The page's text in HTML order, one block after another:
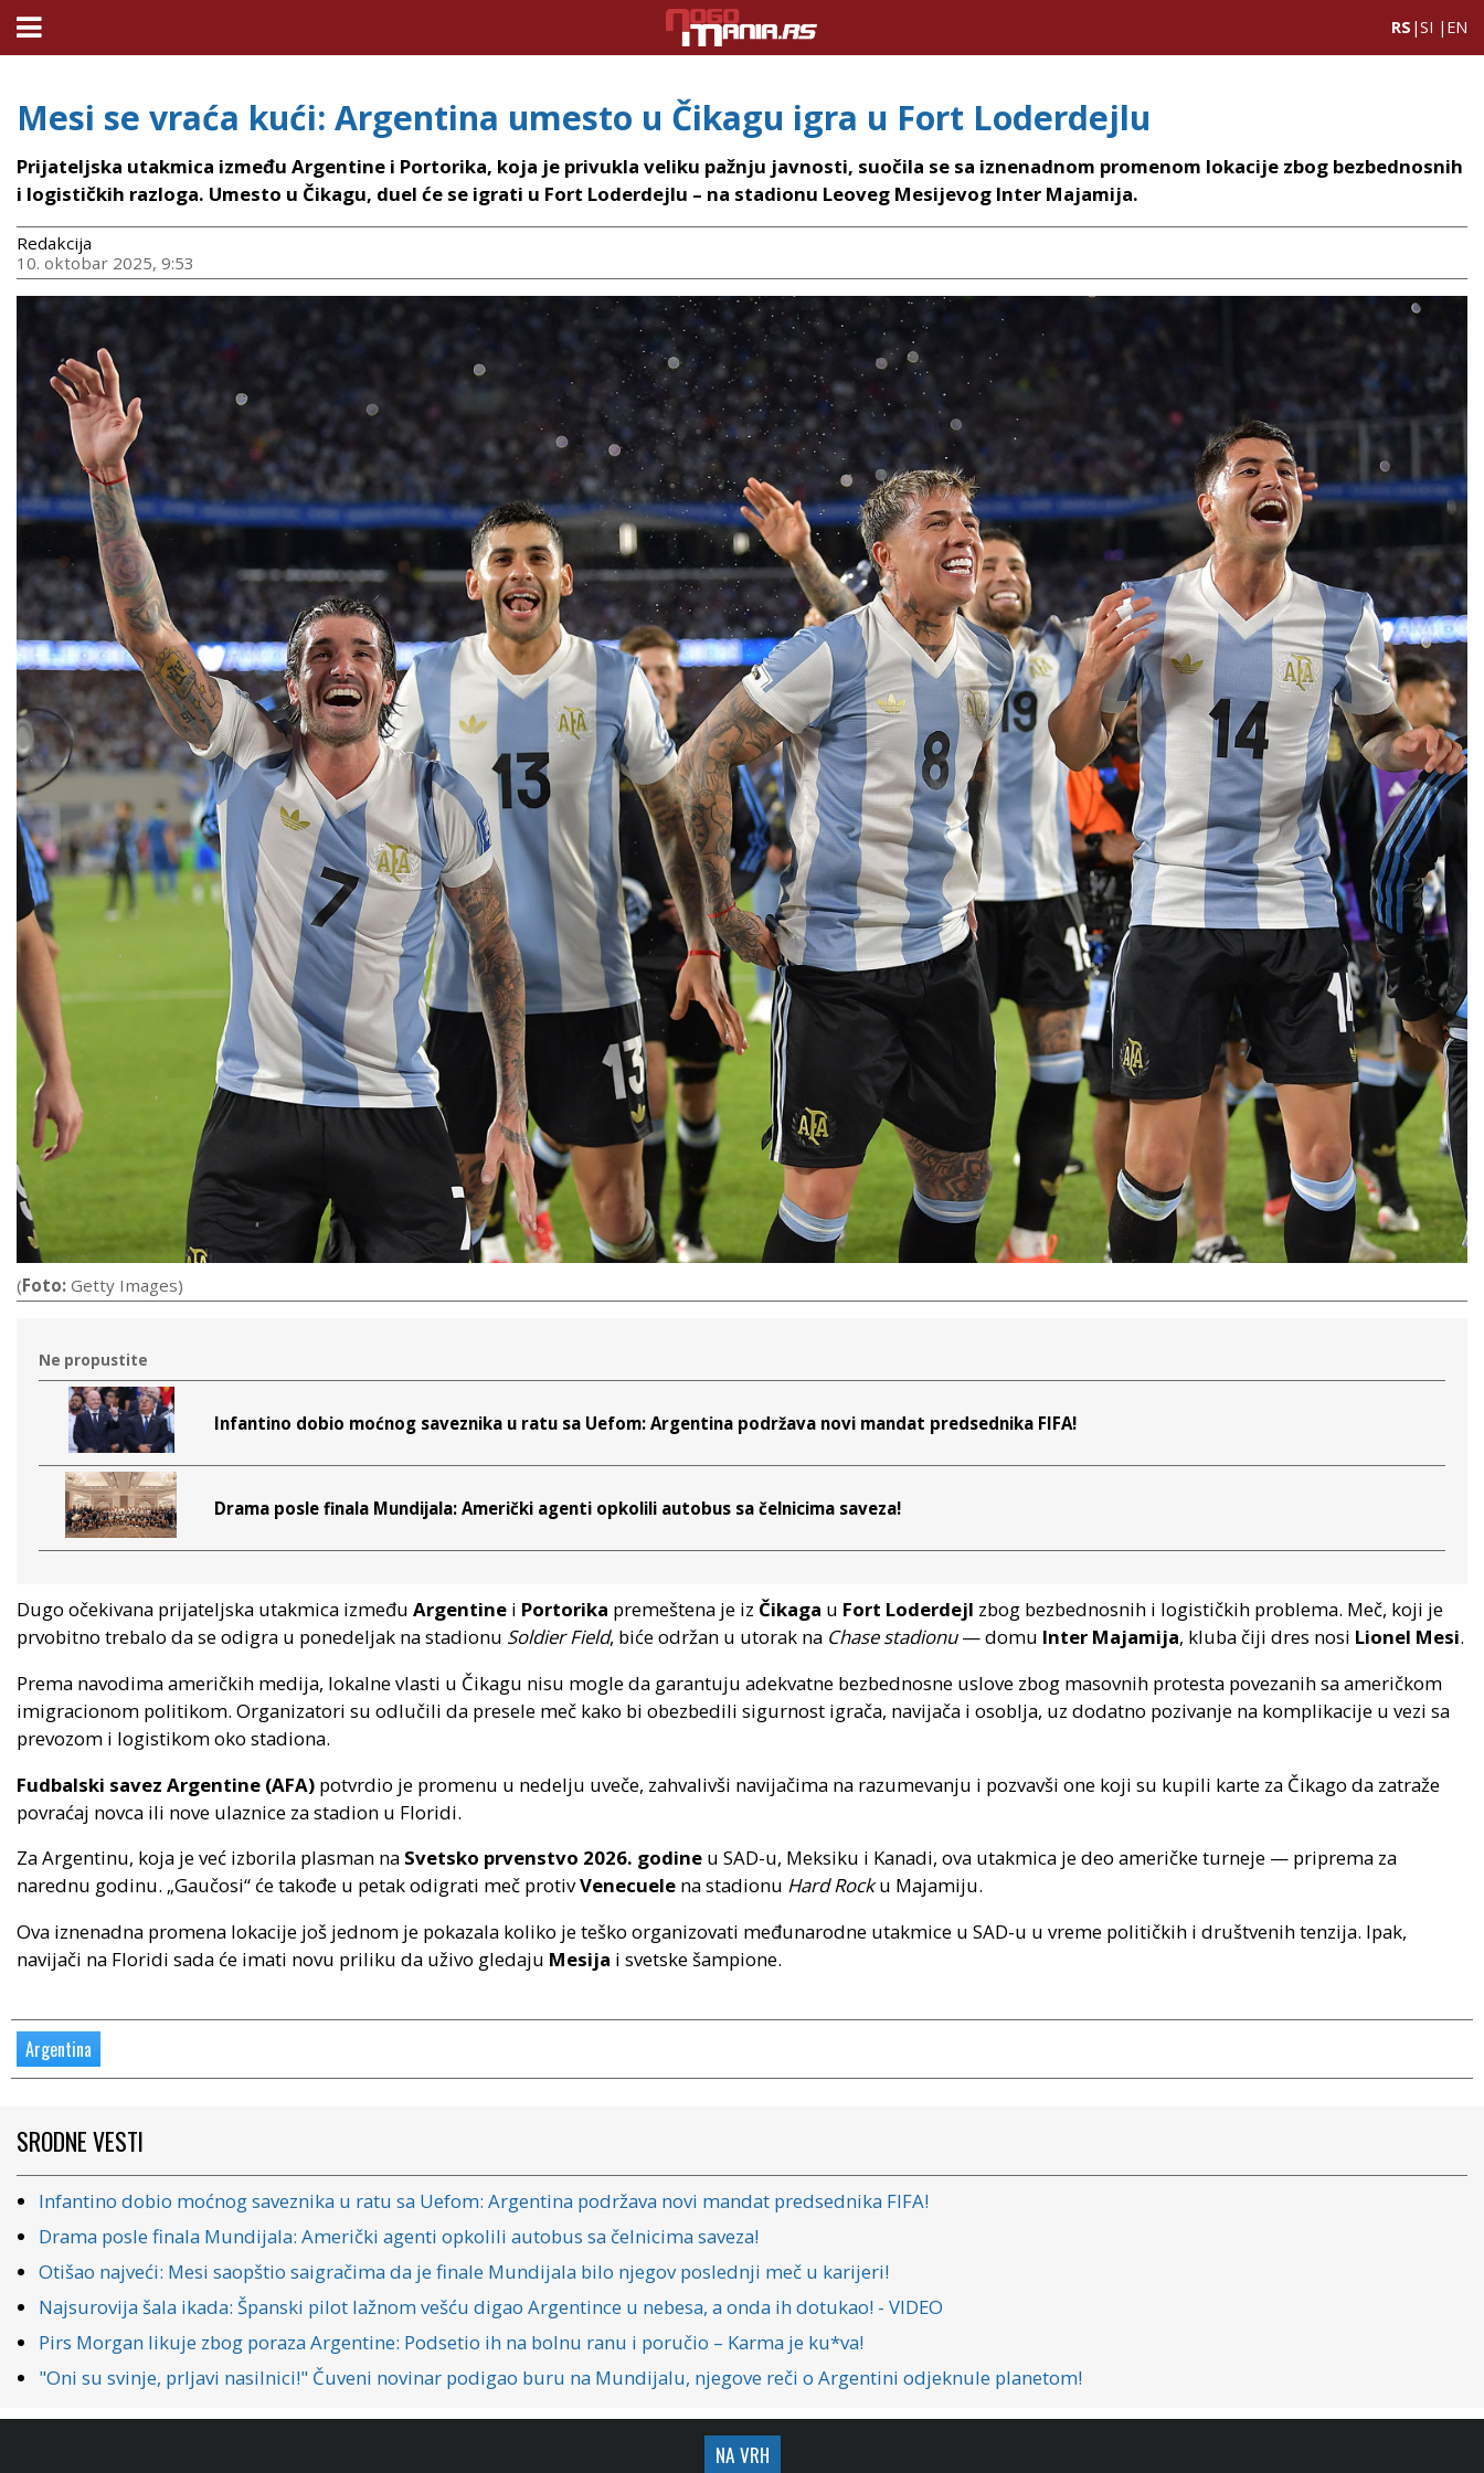
RS |SI | EN
Mesi se vraća kući: Argentina umesto u Čikagu igra u Fort Loderdejlu
Prijateljska utakmica između Argentine i Portorika, koja je privukla veliku pažnju javnosti, suočila se sa iznenadnom promenom lokacije zbog bezbednosnih
i logističkih razloga. Umesto u Čikagu, duel će se igrati u Fort Loderdejlu – na stadionu Leoveg Mesijevog Inter Majamija.
Redakcija
10. oktobar 2025, 9:53
(Foto: Getty Images)
Ne propustite
Infantino dobio moćnog saveznika u ratu sa Uefom: Argentina podržava novi mandat predsednika FIFA!
Drama posle finala Mundijala: Američki agenti opkolili autobus sa čelnicima saveza!
Dugo očekivana prijateljska utakmica između Argentine i Portorika premeštena je iz Čikaga u Fort Loderdejl zbog bezbednosnih i logističkih problema. Meč, koji je
prvobitno trebalo da se odigra u ponedeljak na stadionu Soldier Field, biće održan u utorak na Chase stadionu— domu Inter Majamija, kluba čiji dres nosi Lionel Mesi.
Prema navodima američkih medija, lokalne vlasti u Čikagu nisu mogle da garantuju adekvatne bezbednosne uslove zbog masovnih protesta povezanih sa američkom
imigracionom politikom. Organizatori su odlučili da presele meč kako bi obezbedili sigurnost igrača, navijača i osoblja, uz dodatno pozivanje na komplikacije u vezi sa
prevozom i logistikom oko stadiona.
Fudbalski savez Argentine (AFA) potvrdio je promenu u nedelju uveče, zahvalivši navijačima na razumevanju i pozvavši one koji su kupili karte za Čikago da zatraže
povraćaj novca ili nove ulaznice za stadion u Floridi.
Za Argentinu, koja je već izborila plasman na Svetsko prvenstvo 2026. godine u SAD-u, Meksiku i Kanadi, ova utakmica je deo američke turneje — priprema za
narednu godinu. „Gaučosi“ će takođe u petak odigrati meč protivVenecuele na stadionu Hard Rocku Majamiju.
Ova iznenadna promena lokacije još jednom je pokazala koliko je teško organizovati međunarodne utakmice u SAD-u u vreme političkih i društvenih tenzija. Ipak,
navijači na Floridi sada će imati novu priliku da uživo gledaju Mesija i svetske šampione.
Argentina
SRODNE VESTI
Infantino dobio moćnog saveznika u ratu sa Uefom: Argentina podržava novi mandat predsednika FIFA!
Drama posle finala Mundijala: Američki agenti opkolili autobus sa čelnicima saveza!
Otišao najveći: Mesi saopštio saigračima da je finale Mundijala bilo njegov poslednji meč u karijeri!
Najsurovija šala ikada: Španski pilot lažnom vešću digao Argentince u nebesa, a onda ih dotukao! - VIDEO
Pirs Morgan likuje zbog poraza Argentine: Podsetio ih na bolnu ranu i poručio – Karma je ku*va!
"Oni su svinje, prljavi nasilnici!" Čuveni novinar podigao buru na Mundijalu, njegove reči o Argentini odjeknule planetom!
NA VRH